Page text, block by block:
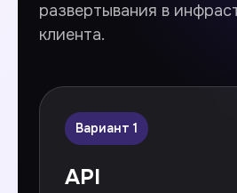
развертывания в
клиента.
Вариант 1
API